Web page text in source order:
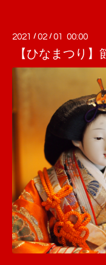
2021 /02 /01 00:00
【ひなまつり】